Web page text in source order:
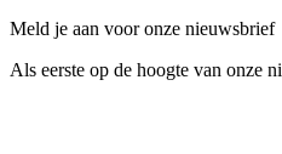
Meld je aan voor onze nieuwsbrief
Als eerste op de hoogte van onze